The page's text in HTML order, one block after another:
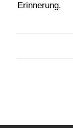
Erinnerung.